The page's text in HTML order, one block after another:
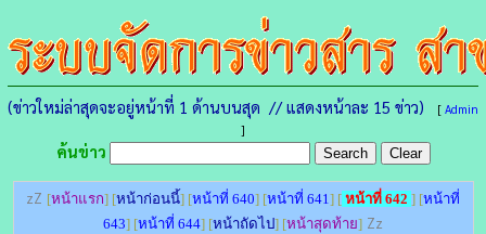
(ข่าวใหม่ล่าสุดจะอยู่หน้าที่ 1 ด้านบนสุด // แสดงหน้าละ 15 ข่าว) [ Admin
]
ค้นข่าว
zZ [หน้าแรก] [หน้าก่อนนี้] [หน้าที่ 640] [หน้าที่ 641] [ หน้าที่ 642 ] [หน้าที่
643] [หน้าที่ 644] [หน้าถัดไป] [หน้าสุดท้าย] Zz